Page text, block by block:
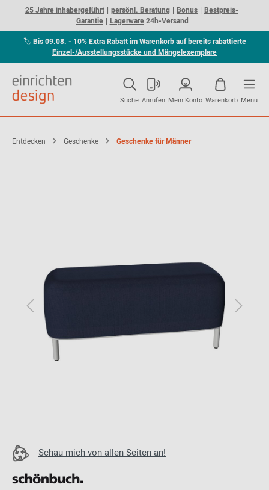
25 Jahre inhabergeführt persönl. Beratung Bonus
Bestpreis-
Garantie
Lagerware24h-Versand
🏷Bis 09.08. - 10% Extra Rabatt im Warenkorb auf bereits rabattierte
Einzel-/Ausstellungsstücke und Mängelexemplare
Suche Anrufen Mein Konto Warenkorb Menü
Entdecken Geschenke Geschenke für Männer
Schau mich von allen Seiten an!